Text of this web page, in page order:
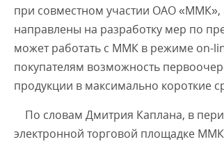
при совместном участии ОАО «ММК»,
направлены на разработку мер по
может работать с ММК в режиме on-
покупателям возможность
продукции в максимально короткие
По словам Дмитрия Каплана, в
электронной торговой площадке